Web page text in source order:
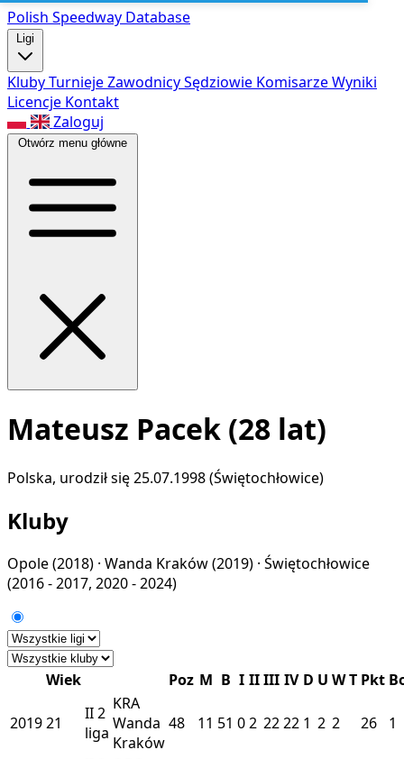
Polish Speedway Database
Ligi
KlubyTurniejeZawodnicySędziowie KomisarzeWyniki
Licencje Kontakt
Zaloguj
Otwórz menu główne
Mateusz Pacek (28 lat)
Polska, urodził się 25.07.1998 (Świętochłowice)
Kluby
Opole(2018) · Wanda Kraków(2019) · Świętochłowice
(2016 - 2017, 2020 - 2024)
Wiek Poz M B I IIIII IV D U WT Pkt
201921 II2
liga
KRA
Wanda
Kraków
48 11 51 02 2222 1 2 2 26 1